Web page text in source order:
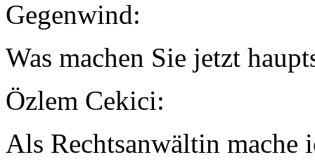
Gegenwind:
Was machen Sie jetzt
Özlem Cekici:
Als Rechtsanwältin mache